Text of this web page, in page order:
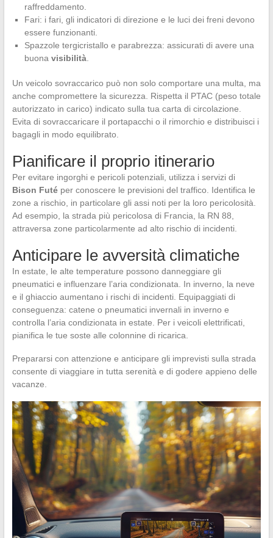
raffreddamento.
Fari: i fari, gli indicatori di direzione e le luci dei freni devono
essere funzionanti.
Spazzole tergicristallo e parabrezza: assicurati di avere una
buona visibilità.
Un veicolo sovraccarico può non solo comportare una multa, ma
anche compromettere la sicurezza. Rispetta il PTAC (peso totale
autorizzato in carico) indicato sulla tua carta di circolazione.
Evita di sovraccaricare il portapacchi o il rimorchio e distribuisci i
bagagli in modo equilibrato.
Pianificare il proprio itinerario
Per evitare ingorghi e pericoli potenziali, utilizza i servizi di
Bison Futéper conoscere le previsioni del traffico. Identifica le
zone a rischio, in particolare gli assi noti per la loro pericolosità.
Ad esempio, la strada più pericolosa di Francia, la RN 88,
attraversa zone particolarmente ad alto rischio di incidenti.
Anticipare le avversità climatiche
In estate, le alte temperature possono danneggiare gli
pneumatici e influenzare l’aria condizionata. In inverno, la neve
e il ghiaccio aumentano i rischi di incidenti. Equipaggiati di
conseguenza: catene o pneumatici invernali in inverno e
controlla l’aria condizionata in estate. Per i veicoli elettrificati,
pianifica le tue soste alle colonnine di ricarica.
Prepararsi con attenzione e anticipare gli imprevisti sulla strada
consente di viaggiare in tutta serenità e di godere appieno delle
vacanze.